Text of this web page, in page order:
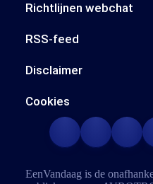
Richtlijnen webchat
RSS-feed
Disclaimer
Cookies
EenVandaag is de